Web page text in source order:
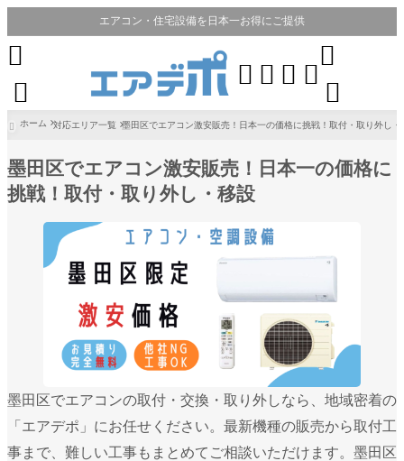
エアコン・住宅設備を日本一お得にご提供
   




 ホーム 対応エリア一覧 墨田区でエアコン激安販売！日本一の価格に挑戦！取付・取り外し・
墨田区でエアコン激安販売！日本一の価格に
挑戦！取付・取り外し・移設
墨田区でエアコンの取付・交換・取り外しなら、地域密着の
「エアデポ」にお任せください。最新機種の販売から取付工
事まで、難しい工事もまとめてご相談いただけます。墨田区